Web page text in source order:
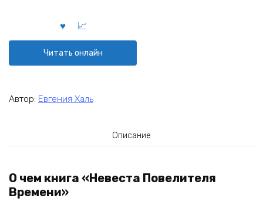
Читать онлайн
Автор: Евгения Халь
Описание
О чем книга «Невеста Повелителя
Времени»